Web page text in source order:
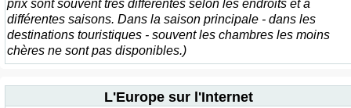
prix sont souvent très différentes selon les endroits et à
différentes saisons. Dans la saison principale - dans les
destinations touristiques - souvent les chambres les moins
chères ne sont pas disponibles.)
L'Europe sur l'Internet